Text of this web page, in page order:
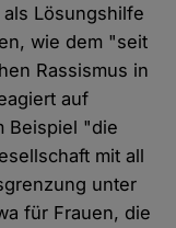
Lösungshilfe
wie dem "seit
Rassismus in
auf
Beispiel "die
mit all
unter
für Frauen, die